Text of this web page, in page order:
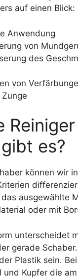
auf einen Blick:
Anwendung
von
des
von
es?
können wir
ausgewählte
oder mit
unterscheidet
gerade
Plastik sein.
und Kupfer die